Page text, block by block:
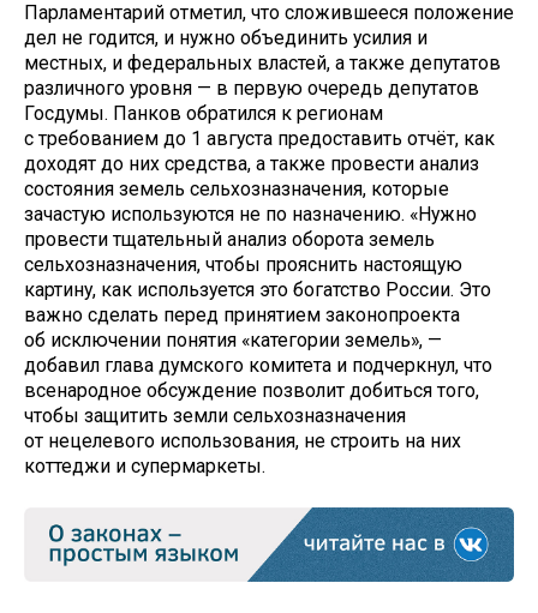
Парламентарий отметил, что сложившееся положение
дел не годится, и нужно объединить усилия и
местных, и федеральных властей, а также депутатов
различного уровня — в первую очередь депутатов
Госдумы. Панков обратился к регионам
с требованием до 1 августа предоставить отчёт, как
доходят до них средства, а также провести анализ
состояния земель сельхозназначения, которые
зачастую используются не по назначению. «Нужно
провести тщательный анализ оборота земель
сельхозназначения, чтобы прояснить настоящую
картину, как используется это богатство России. Это
важно сделать перед принятием законопроекта
об исключении понятия «категории земель», —
добавил глава думского комитета и подчеркнул, что
всенародное обсуждение позволит добиться того,
чтобы защитить земли сельхозназначения
от нецелевого использования, не строить на них
коттеджи и супермаркеты.